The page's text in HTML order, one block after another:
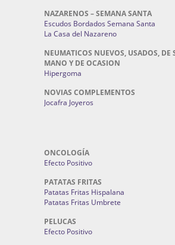
NAZARENOS – SEMANA SANTA
Escudos Bordados Semana Santa
La Casa del Nazareno
NEUMATICOS NUEVOS, USADOS, DE
MANO Y DE OCASION
Hipergoma
NOVIAS COMPLEMENTOS
Jocafra Joyeros
ONCOLOGÍA
Efecto Positivo
PATATAS FRITAS
Patatas Fritas Hispalana
Patatas Fritas Umbrete
PELUCAS
Efecto Positivo